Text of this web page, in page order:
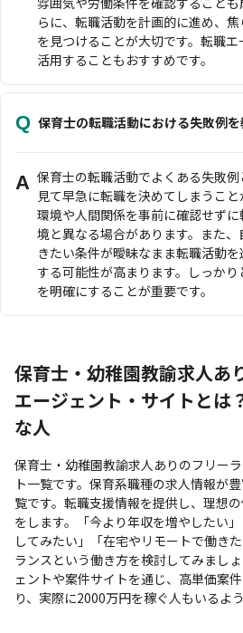
らに、転職活動を計画的に進め、
を見つけることが大切です。転職
活用することもおすすめです。
Q 保育士の転職活動における失敗例を
A 保育士の転職活動でよくある失敗
見て早急に転職を決めてしまうこ
環境や人間関係を事前に確認せず
境と異なる場合があります。また
きたい条件が曖昧なまま転職活動
する可能性が高まります。しっか
を明確にすることが重要です。
保育士・幼稚園教諭求人あ
エージェント・サイトとは
な人
保育士・幼稚園教諭求人ありのフリー
ト一覧です。保育系職種の求人情報が
覧です。転職支援情報を提供し、理想
をします。「今より年収を増やしたい
してみたい」「在宅やリモートで働き
ランスという働き方を検討してみまし
ェントや案件サイトを通じ、高単価案
り、実際に2000万円を稼ぐ人もいるよう